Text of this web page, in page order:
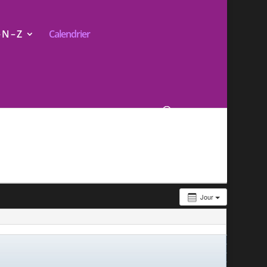
– Z Calendrier
Jour